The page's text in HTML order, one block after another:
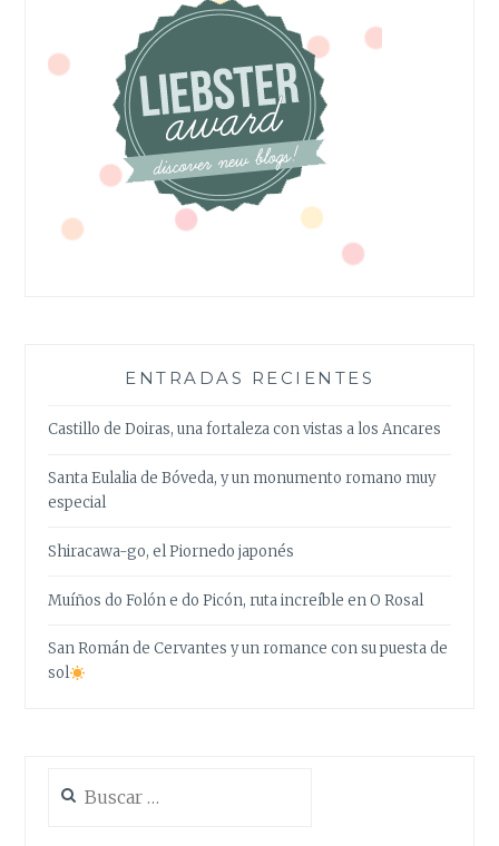
ENTRADAS RECIENTES
Castillo de Doiras, una fortaleza con vistas a los Ancares
Santa Eulalia de Bóveda, y un monumento romano muy
especial
Shiracawa-go, el Piornedo japonés
Muíños do Folón e do Picón, ruta increíble en O Rosal
San Román de Cervantes y un romance con su puesta de
sol